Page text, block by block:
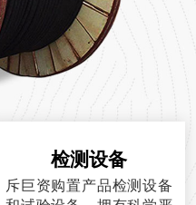
检测设备
斥巨资购置产品检测设备